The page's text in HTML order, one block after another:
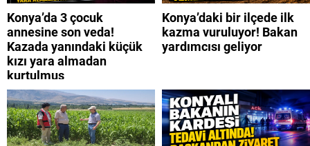
Konya’da 3 çocuk
annesine son veda!
Kazada yanındaki küçük
kızı yara almadan
kurtulmuş
Konya’daki bir ilçede ilk
kazma vuruluyor! Bakan
yardımcısı geliyor